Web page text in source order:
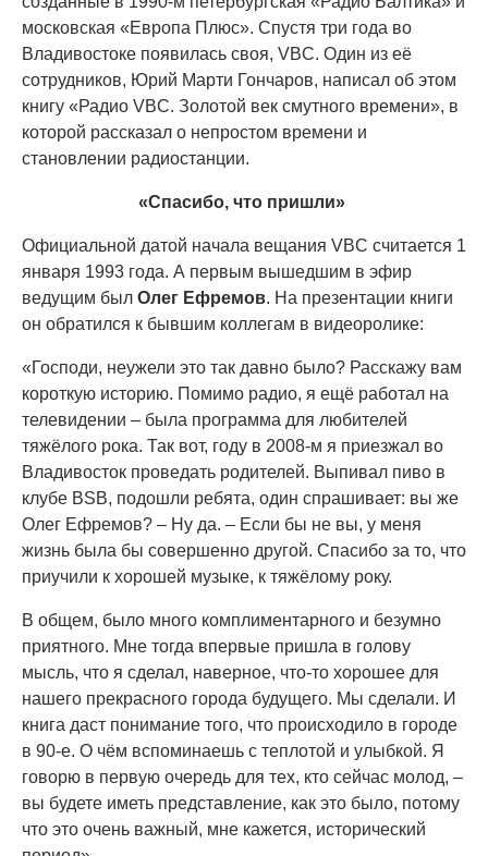
московская «Европа Плюс». Спустя три года во
Владивостоке появилась своя, VBC. Один из её
сотрудников, Юрий Марти Гончаров, написал об этом
книгу «Радио VBC. Золотой век смутного времени», в
которой рассказал о непростом времени и
становлении радиостанции.
«Спасибо, что пришли»
Официальной датой начала вещания VBC считается 1
января 1993 года. А первым вышедшим в эфир
ведущим был Олег Ефремов. На презентации книги
он обратился к бывшим коллегам в видеоролике:
«Господи, неужели это так давно было? Расскажу вам
короткую историю. Помимо радио, я ещё работал на
телевидении – была программа для любителей
тяжёлого рока. Так вот, году в 2008-м я приезжал во
Владивосток проведать родителей. Выпивал пиво в
клубе BSB, подошли ребята, один спрашивает: вы же
Олег Ефремов? – Ну да. – Если бы не вы, у меня
жизнь была бы совершенно другой. Спасибо за то, что
приучили к хорошей музыке, к тяжёлому року.
В общем, было много комплиментарного и безумно
приятного. Мне тогда впервые пришла в голову
мысль, что я сделал, наверное, что-то хорошее для
нашего прекрасного города будущего. Мы сделали. И
книга даст понимание того, что происходило в городе
в 90-е. О чём вспоминаешь с теплотой и улыбкой. Я
говорю в первую очередь для тех, кто сейчас молод, –
вы будете иметь представление, как это было, потому
что это очень важный, мне кажется, исторический